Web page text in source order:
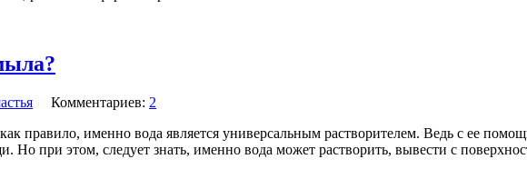
Комментариев: 2
правило, именно вода является универсальным растворителем. Ведь с ее
Но при этом, следует знать, именно вода может растворить, вывести с